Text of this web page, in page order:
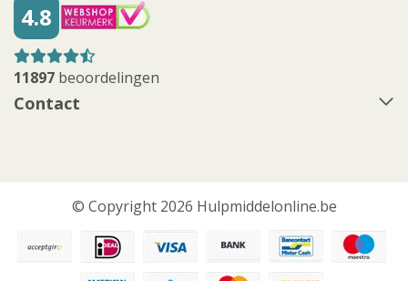
4.8
11897 beoordelingen
Contact
© Copyright 2026 Hulpmiddelonline.be